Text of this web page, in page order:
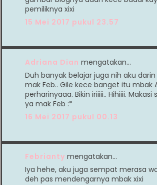
pemiliknya xixi
15 Mei 2017 pukul 23.57
Adriana Dian mengatakan…
Duh banyak belajar juga nih aku
mak Feb.. Gile kece banget itu mbak
perharinyaaa. Bikin iriiiii.. Hihiiii. Makasi
ya mak Feb :*
16 Mei 2017 pukul 00.13
Febrianty mengatakan…
Iya hehe, aku juga sempat merasa
deh pas mendengarnya mbak xixi